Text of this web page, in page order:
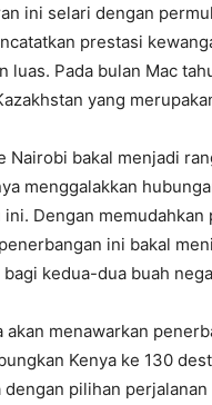
ini selari dengan
prestasi
luas. Pada bulan Mac
yang
Nairobi bakal menjadi
menggalakkan
Dengan
ini bakal
kedua-dua buah
akan menawarkan
Kenya ke 130
dengan pilihan